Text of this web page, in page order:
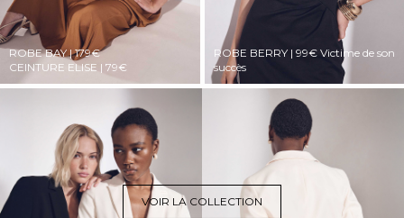
ROBE BAY | 179€
CEINTURE ELISE | 79€
ROBE BERRY | 99€ Victime de son
succès
VOIR LA COLLECTION